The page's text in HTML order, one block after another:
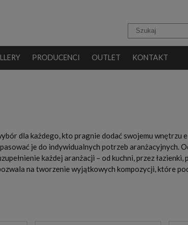
PRODUCENCI OUTLET KONTAKT
dla każdego, kto pragnie dodać swojemu
je do indywidualnych potrzeb aranżacyjnych.
każdej aranżacji – od kuchni, przez
na tworzenie wyjątkowych kompozycji, które